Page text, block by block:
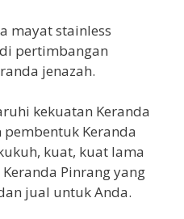
mayat stainless
pertimbangan
jenazah.
kekuatan Keranda
Keranda
kuat, kuat lama
Pinrang yang
jual untuk Anda.